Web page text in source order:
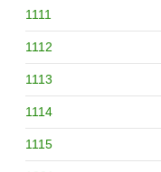
1111
1112
1113
1114
1115